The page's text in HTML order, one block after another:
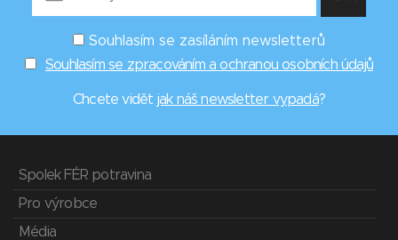
Souhlasím se zasíláním newsletterů
Souhlasím se zpracováním a ochranou osobních údajů
Chcete vidět jak náš newsletter vypadá?
Spolek FÉR potravina
Pro výrobce
Média